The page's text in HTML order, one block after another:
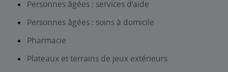
Personnes âgées : services d’aide
Personnes âgées : soins à domicile
Pharmacie
Plateaux et terrains de jeux extérieurs